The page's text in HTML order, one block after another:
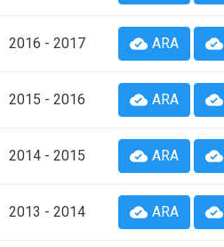
2016 - 2017 cloud_done ARA cloud_done
2015 - 2016 cloud_done ARA cloud_done
2014 - 2015 cloud_done ARA cloud_done
2013 - 2014 cloud_done ARA cloud_done